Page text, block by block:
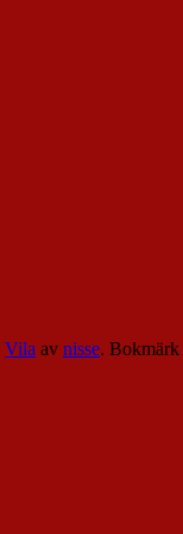
Vila av nisse. Bokmärk